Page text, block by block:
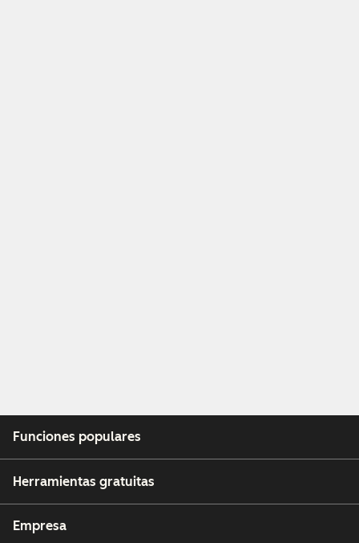
Funciones populares
Herramientas gratuitas
Empresa